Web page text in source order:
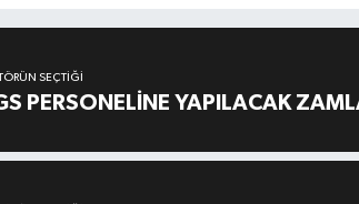
SEÇTIĞI
PERSONELİNE YAPILACAK